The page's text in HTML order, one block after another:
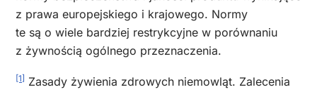
z prawa europejskiego i krajowego. Normy
te są o wiele bardziej restrykcyjne w porównaniu
z żywnością ogólnego przeznaczenia.
[1] Zasady żywienia zdrowych niemowląt. Zalecenia